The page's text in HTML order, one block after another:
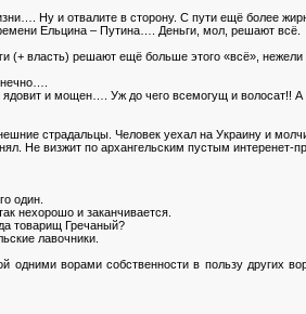
Ну и отвалите в сторону. С пути ещё более
Ельцина – Путина…. Деньги, мол, решают всё.
(+ власть) решают ещё больше этого «всё», нежели
и мощен…. Уж до чего всемогущ и волосат!!
страдальцы. Человек уехал на Украину и
Не визжит по архангельским пустым интеренет-
один.
нехорошо и заканчивается.
товарищ Гречаный?
лавочники.
одними ворами собственности в пользу других